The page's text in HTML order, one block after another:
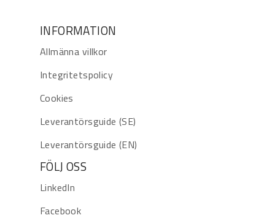
INFORMATION
Allmänna villkor
Integritetspolicy
Cookies
Leverantörsguide (SE)
Leverantörsguide (EN)
FÖLJ OSS
LinkedIn
Facebook